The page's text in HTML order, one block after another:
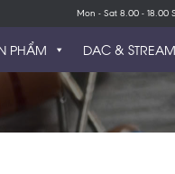
Mon - Sat 8.00 - 18.00
PHẨM DAC &